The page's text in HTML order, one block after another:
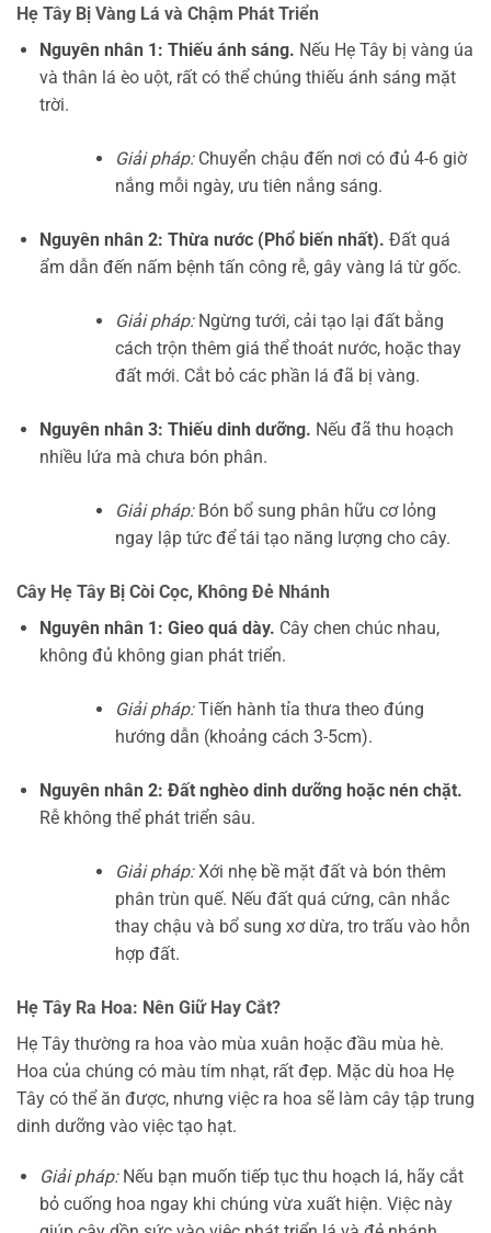
Hẹ Tây Bị Vàng Lá và Chậm Phát Triển
Nguyên nhân 1: Thiếu ánh sáng. Nếu Hẹ Tây bị vàng úa
và thân lá èo uột, rất có thể chúng thiếu ánh sáng mặt
trời.
Giải pháp:Chuyển chậu đến nơi có đủ 4-6 giờ
nắng mỗi ngày, ưu tiên nắng sáng.
Nguyên nhân 2: Thừa nước (Phổ biến nhất). Đất quá
ẩm dẫn đến nấm bệnh tấn công rễ, gây vàng lá từ gốc.
Giải pháp:Ngừng tưới, cải tạo lại đất bằng
cách trộn thêm giá thể thoát nước, hoặc thay
đất mới. Cắt bỏ các phần lá đã bị vàng.
Nguyên nhân 3: Thiếu dinh dưỡng. Nếu đã thu hoạch
nhiều lứa mà chưa bón phân.
Giải pháp:Bón bổ sung phân hữu cơ lỏng
ngay lập tức để tái tạo năng lượng cho cây.
Cây Hẹ Tây Bị Còi Cọc, Không Đẻ Nhánh
Nguyên nhân 1: Gieo quá dày. Cây chen chúc nhau,
không đủ không gian phát triển.
Giải pháp:Tiến hành tỉa thưa theo đúng
hướng dẫn (khoảng cách 3-5cm).
Nguyên nhân 2: Đất nghèo dinh dưỡng hoặc nén chặt.
Rễ không thể phát triển sâu.
Giải pháp:Xới nhẹ bề mặt đất và bón thêm
phân trùn quế. Nếu đất quá cứng, cân nhắc
thay chậu và bổ sung xơ dừa, tro trấu vào hỗn
hợp đất.
Hẹ Tây Ra Hoa: Nên Giữ Hay Cắt?
Hẹ Tây thường ra hoa vào mùa xuân hoặc đầu mùa hè.
Hoa của chúng có màu tím nhạt, rất đẹp. Mặc dù hoa Hẹ
Tây có thể ăn được, nhưng việc ra hoa sẽ làm cây tập trung
dinh dưỡng vào việc tạo hạt.
Giải pháp:Nếu bạn muốn tiếp tục thu hoạch lá, hãy cắt
bỏ cuống hoa ngay khi chúng vừa xuất hiện. Việc này